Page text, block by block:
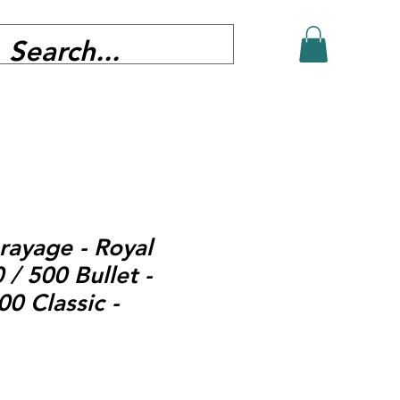
- Royal
/ 500 Bullet -
Classic -